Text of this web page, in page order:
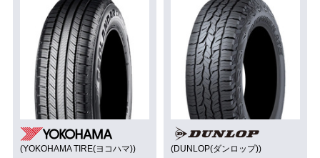
(YOKOHAMA TIRE(ヨコハマ)) (DUNLOP(ダンロップ))